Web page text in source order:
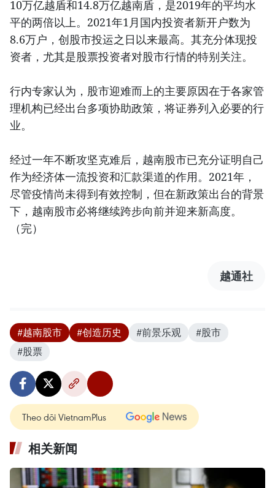
10万亿越盾和14.8万亿越南盾，是2019年的平均水
平的两倍以上。2021年1月国内投资者新开户数为
8.6万户，创股市投运之日以来最高。其充分体现投
资者，尤其是股票投资者对股市行情的特别关注。
行内专家认为，股市迎难而上的主要原因在于各家管
理机构已经出台多项协助政策，将证券列入必要的行
业。
经过一年不断攻坚克难后，越南股市已充分证明自己
作为经济体一流投资和汇款渠道的作用。2021年，
尽管疫情尚未得到有效控制，但在新政策出台的背景
下，越南股市必将继续跨步向前并迎来新高度。
（完）
越通社
#越南股市 #创造历史 #前景乐观
#股市
#股票
Theo dõi VietnamPlus
相关新闻